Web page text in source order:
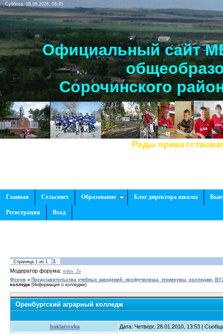
Суббота, 08.08.2026, 08:45
Официальный сайт
Сорочинского
Рады приветствовать
Главная Сельсовет Образование Блог директора школы
Регистрация Вход
Страница 1 из 1
1
Модератор форума: milov_2v
Форум » Представительства учебных заведений: профучилища, техникумы, колледжи,
колледж (Информация о колледже)
Оренбургский аграрный колледж
baklanovka Дата: Четверг, 28.01.2010, 13:53 |